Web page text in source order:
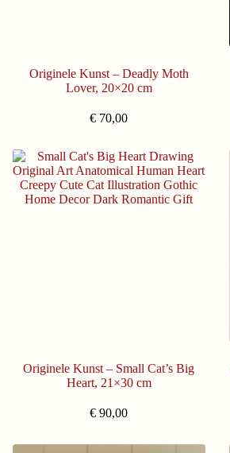
Originele Kunst – Deadly Moth
Lover, 20×20 cm
€ 70,00
Originele Kunst – Small Cat’s Big
Heart, 21×30 cm
€ 90,00